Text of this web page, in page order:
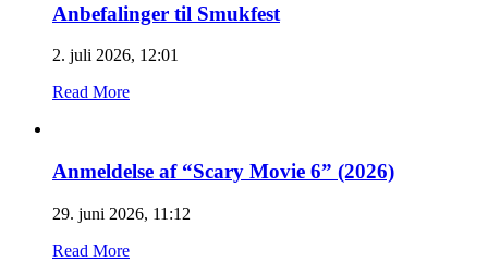
Anbefalinger til Smukfest
2. juli 2026, 12:01
Read More
Anmeldelse af “Scary Movie 6” (2026)
29. juni 2026, 11:12
Read More